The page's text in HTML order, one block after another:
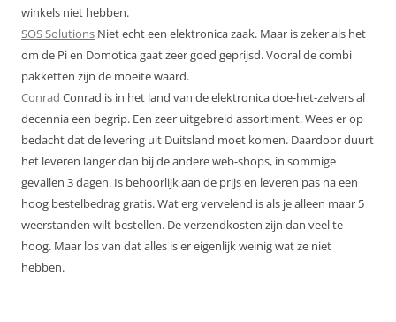
winkels niet hebben.
SOS Solutions Niet echt een elektronica zaak. Maar is zeker als het
om de Pi en Domotica gaat zeer goed geprijsd. Vooral de combi
pakketten zijn de moeite waard.
Conrad Conrad is in het land van de elektronica doe-het-zelvers al
decennia een begrip. Een zeer uitgebreid assortiment. Wees er op
bedacht dat de levering uit Duitsland moet komen. Daardoor duurt
het leveren langer dan bij de andere web-shops, in sommige
gevallen 3 dagen. Is behoorlijk aan de prijs en leveren pas na een
hoog bestelbedrag gratis. Wat erg vervelend is als je alleen maar 5
weerstanden wilt bestellen. De verzendkosten zijn dan veel te
hoog. Maar los van dat alles is er eigenlijk weinig wat ze niet
hebben.